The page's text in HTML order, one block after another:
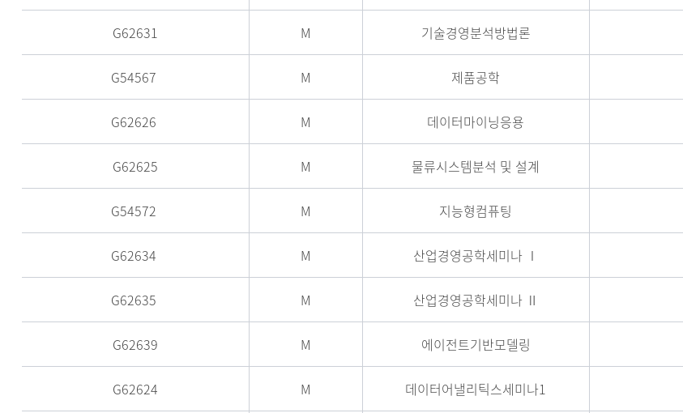
G62631 M 기술경영분석방법론
G54567 M 제품공학
G62626 M 데이터마이닝응용
G62625 M 물류시스템분석 및 설계
G54572 M 지능형컴퓨팅
G62634 M 산업경영공학세미나 Ⅰ
G62635 M 산업경영공학세미나 Ⅱ
G62639 M 에이전트기반모델링
G62624 M 데이터어낼리틱스세미나1